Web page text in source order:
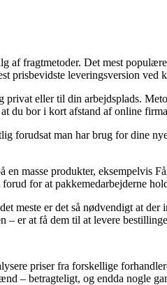
fragtmetoder. Det mest
prisbevidste leveringsversion
eller til din arbejdsplads.
du bor i kort afstand af online
forudsat man har brug for dine
masse produkter, eksempelvis
for at pakkemedarbejderne
meste er det så nødvendigt at
er at få dem til at levere
priser fra forskellige
– betragteligt, og endda nogle